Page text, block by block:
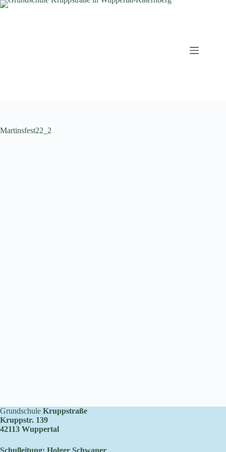
Zum
Martinsfest22_2
Grundschule Kruppstraße
Kruppstr. 139
42113 Wuppertal
Schulleitung: Holger Schwaner